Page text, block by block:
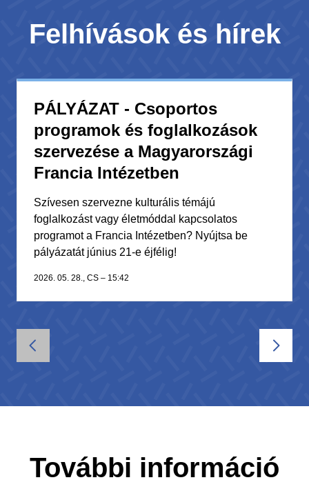
Felhívások és hírek
PÁLYÁZAT - Csoportos
programok és foglalkozások
szervezése a Magyarországi
Francia Intézetben
Szívesen szervezne kulturális témájú
foglalkozást vagy életmóddal kapcsolatos
programot a Francia Intézetben? Nyújtsa be
pályázatát június 21-e éjfélig!
2026. 05. 28., CS – 15:42
További információ